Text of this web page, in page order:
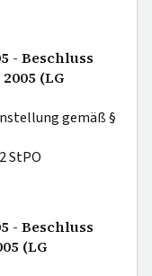
- Beschluss
(LG
gemäß §
StPO
- Beschluss
(LG